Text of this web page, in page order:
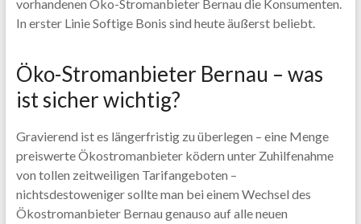
vorhandenen Öko-Stromanbieter Bernau die Konsumenten.
In erster Linie Softige Bonis sind heute äußerst beliebt.
Öko-Stromanbieter Bernau – was
ist sicher wichtig?
Gravierend ist es längerfristig zu überlegen – eine Menge
preiswerte Ökostromanbieter ködern unter Zuhilfenahme
von tollen zeitweiligen Tarifangeboten –
nichtsdestoweniger sollte man bei einem Wechsel des
Ökostromanbieter Bernau genauso auf alle neuen